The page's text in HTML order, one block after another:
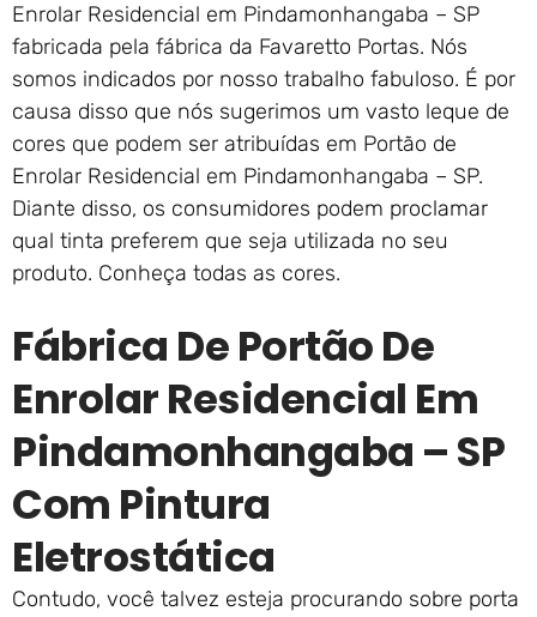
Enrolar Residencial em Pindamonhangaba – SP
fabricada pela fábrica da Favaretto Portas. Nós
somos indicados por nosso trabalho fabuloso. É por
causa disso que nós sugerimos um vasto leque de
cores que podem ser atribuídas em Portão de
Enrolar Residencial em Pindamonhangaba – SP.
Diante disso, os consumidores podem proclamar
qual tinta preferem que seja utilizada no seu
produto. Conheça todas as cores.
Fábrica De Portão De
Enrolar Residencial Em
Pindamonhangaba – SP
Com Pintura
Eletrostática
Contudo, você talvez esteja procurando sobre porta